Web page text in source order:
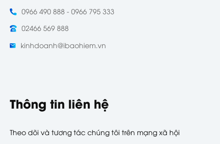
0966 490 888 - 0966 795 333
02466 569 888
kinhdoanh@ibaohiem.vn
Thông tin liên hệ
Theo dõi và tương tác chúng tôi trên mạng xã hội